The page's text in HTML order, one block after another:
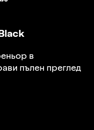
в
пълен преглед